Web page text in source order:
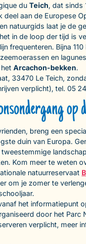
du Teich, dat sinds
deel aan de Europese
natuurgids laat je de
in de loop der tijd is
frequenteren. Bijna
en
Arcachon-bekken.
33470 Le Teich,
verplicht), tel. 05
op
breng een
duin van Europa.
Kom meer te weten
natuurreservaat
om je zomer te
het informatiepunt
door het Parc
verplicht, meer